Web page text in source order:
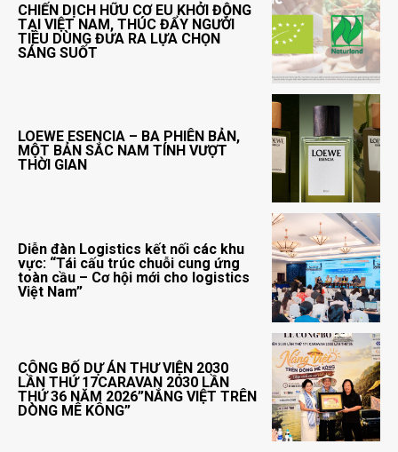
CHIẾN DỊCH HỮU CƠ EU KHỞI ĐỘNG
TẠI VIỆT NAM, THÚC ĐẨY NGƯỜI
TIÊU DÙNG ĐƯA RA LỰA CHỌN
SÁNG SUỐT
LOEWE ESENCIA – BA PHIÊN BẢN,
MỘT BẢN SẮC NAM TÍNH VƯỢT
THỜI GIAN
Diễn đàn Logistics kết nối các khu
vực: “Tái cấu trúc chuỗi cung ứng
toàn cầu – Cơ hội mới cho logistics
Việt Nam”
CÔNG BỐ DỰ ÁN THƯ VIỆN 2030
LẦN THỨ 17CARAVAN 2030 LẦN
THỨ 36 NĂM 2026”NẮNG VIỆT TRÊN
DÒNG MÊ KÔNG”